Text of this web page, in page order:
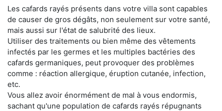
Les cafards rayés présents dans votre villa sont capables
de causer de gros dégâts, non seulement sur votre santé,
mais aussi sur l'état de salubrité des lieux.
Utiliser des traitements ou bien même des vêtements
infectés par les germes et les multiples bactéries des
cafards germaniques, peut provoquer des problèmes
comme : réaction allergique, éruption cutanée, infection,
etc.
Vous allez avoir énormément de mal à vous endormis,
sachant qu'une population de cafards rayés répugnants